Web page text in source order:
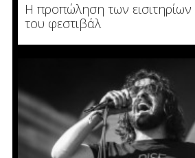
Η προπώληση των
του φεστιβάλ